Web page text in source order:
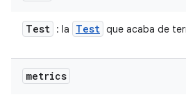
Test : la Test que acaba de
metrics